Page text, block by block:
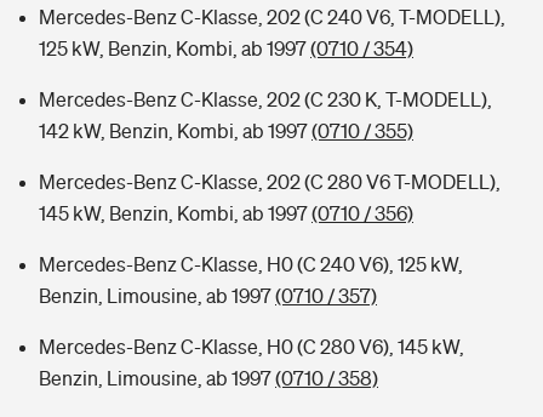
Mercedes-Benz C-Klasse, 202 (C 240 V6, T-MODELL),
125 kW, Benzin, Kombi, ab 1997(0710 / 354)
Mercedes-Benz C-Klasse, 202 (C 230 K, T-MODELL),
142 kW, Benzin, Kombi, ab 1997(0710 / 355)
Mercedes-Benz C-Klasse, 202 (C 280 V6 T-MODELL),
145 kW, Benzin, Kombi, ab 1997(0710 / 356)
Mercedes-Benz C-Klasse, H0 (C 240 V6), 125 kW,
Benzin, Limousine, ab 1997(0710 / 357)
Mercedes-Benz C-Klasse, H0 (C 280 V6), 145 kW,
Benzin, Limousine, ab 1997(0710 / 358)